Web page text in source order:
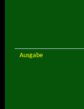
Ausgabe